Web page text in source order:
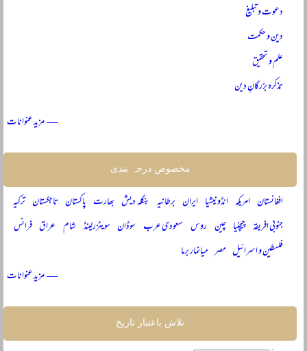
دعوت و تبلیغ
دین و حکمت
علم و تحقیق
تذکرہ بزرگانِ دین
— مزید عنوانات
مخصوص درجہ بندی
افغانستان امریکہ انڈونیشیا ایران برطانیہ بنگلہ دیش بھارت پاکستان تاجکستان ترکیہ
جنوبی افریقہ چیچنیا چین روس سعودی عرب سوڈان سویٹزرلینڈ شام عراق فرانس
فلسطین و اسرائیل مصر میانمار برما
— مزید عنوانات
تلاش باعتبار تاریخ